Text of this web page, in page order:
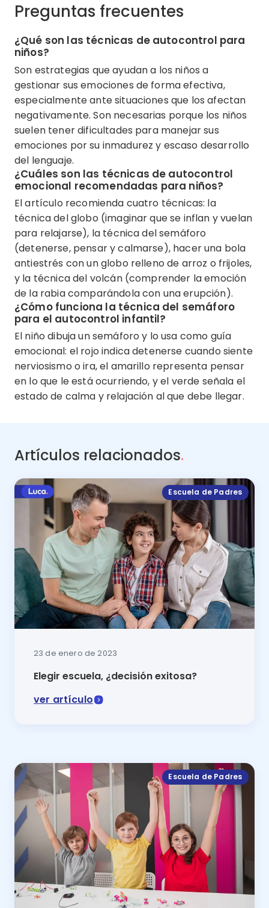
Preguntas frecuentes
¿Qué son las técnicas de autocontrol para
niños?
Son estrategias que ayudan a los niños a
gestionar sus emociones de forma efectiva,
especialmente ante situaciones que los afectan
negativamente. Son necesarias porque los niños
suelen tener dificultades para manejar sus
emociones por su inmadurez y escaso desarrollo
del lenguaje.
¿Cuáles son las técnicas de autocontrol
emocional recomendadas para niños?
El artículo recomienda cuatro técnicas: la
técnica del globo (imaginar que se inflan y vuelan
para relajarse), la técnica del semáforo
(detenerse, pensar y calmarse), hacer una bola
antiestrés con un globo relleno de arroz o frijoles,
y la técnica del volcán (comprender la emoción
de la rabia comparándola con una erupción).
¿Cómo funciona la técnica del semáforo
para el autocontrol infantil?
El niño dibuja un semáforo y lo usa como guía
emocional: el rojo indica detenerse cuando siente
nerviosismo o ira, el amarillo representa pensar
en lo que le está ocurriendo, y el verde señala el
estado de calma y relajación al que debe llegar.
Artículos relacionados.
Escuela de Padres
23 de enero de 2023
Elegir escuela, ¿decisión exitosa?
ver artículo
Escuela de Padres